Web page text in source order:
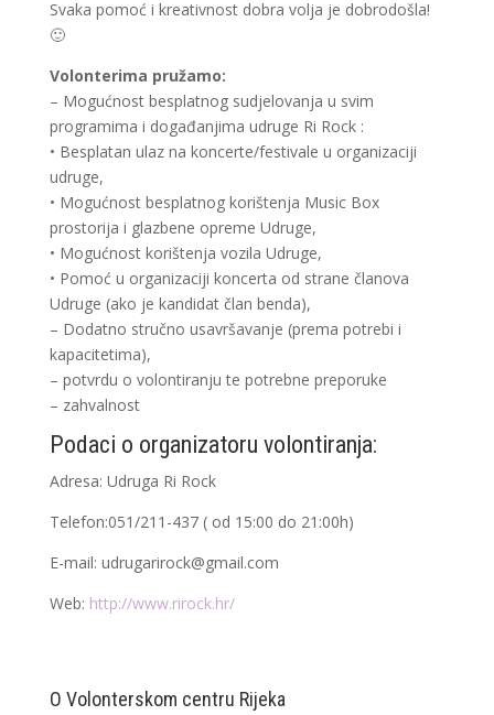
Svaka pomoć i kreativnost dobra volja je dobrodošla!
🙂
Volonterima pružamo:
– Mogućnost besplatnog sudjelovanja u svim
programima i događanjima udruge Ri Rock :
• Besplatan ulaz na koncerte/festivale u organizaciji
udruge,
• Mogućnost besplatnog korištenja Music Box
prostorija i glazbene opreme Udruge,
• Mogućnost korištenja vozila Udruge,
• Pomoć u organizaciji koncerta od strane članova
Udruge (ako je kandidat član benda),
– Dodatno stručno usavršavanje (prema potrebi i
kapacitetima),
– potvrdu o volontiranju te potrebne preporuke
– zahvalnost
Podaci o organizatoru volontiranja:
Adresa: Udruga Ri Rock
Telefon:051/211-437 ( od 15:00 do 21:00h)
E-mail: udrugarirock@gmail.com
Web: http://www.rirock.hr/
O Volonterskom centru Rijeka